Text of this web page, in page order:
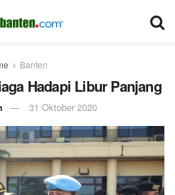
Banten
Hadapi Libur Panjang
31 Oktober 2020